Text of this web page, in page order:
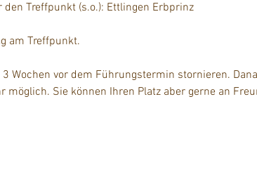
Treffpunkt (s.o.): Ettlingen Erbprinz
am Treffpunkt.
Wochen vor dem Führungstermin stornieren.
Sie können Ihren Platz aber gerne an